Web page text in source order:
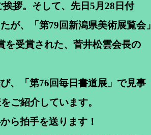
拶。そして、先日5月28日付
が、「第79回新潟県美術展覧会」
を受賞された、菅井松雲会長の
、「第76回毎日書道展」で見事
ご紹介しています。
ら拍手を送ります！